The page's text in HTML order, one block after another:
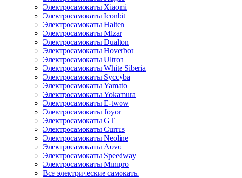
Электросамокаты Xiaomi
Электросамокаты Iconbit
Электросамокаты Halten
Электросамокаты Mizar
Электросамокаты Dualton
Электросамокаты Hoverbot
Электросамокаты Ultron
Электросамокаты White Siberia
Электросамокаты Syccyba
Электросамокаты Yamato
Электросамокаты Yokamura
Электросамокаты E-twow
Электросамокаты Joyor
Электросамокаты GT
Электросамокаты Currus
Электросамокаты Neoline
Электросамокаты Aovo
Электросамокаты Speedway
Электросамокаты Minipro
Все электрические самокаты